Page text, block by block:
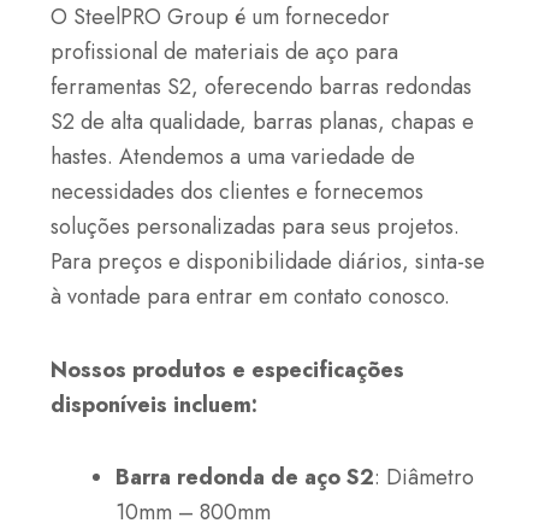
O SteelPRO Group é um fornecedor
profissional de materiais de aço para
ferramentas S2, oferecendo barras redondas
S2 de alta qualidade, barras planas, chapas e
hastes. Atendemos a uma variedade de
necessidades dos clientes e fornecemos
soluções personalizadas para seus projetos.
Para preços e disponibilidade diários, sinta-se
à vontade para entrar em contato conosco.
Nossos produtos e especificações
disponíveis incluem:
Barra redonda de aço S2: Diâmetro
10mm – 800mm